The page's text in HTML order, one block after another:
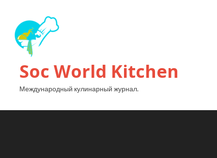
Soc World Kitchen
Международный кулинарный журнал.